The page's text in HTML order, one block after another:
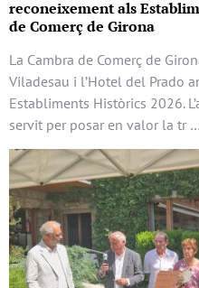
reconeixement als
de Comerç de Girona
La Cambra de Comerç de
Viladesau i l’Hotel del Prado
Establiments Històrics 2026.
servit per posar en valor la tr …